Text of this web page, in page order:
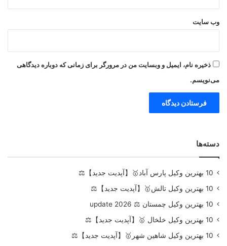
وب‌ سایت
ذخیره نام، ایمیل و وبسایت من در مرورگر برای زمانی که دوباره دیدگاهی
می‌نویسم.
دسته‌ها
10 بهترین وکیل پارس آباد🥇【آپدیت جدید】⚖️
10 بهترین وکیل تالش🥇【آپدیت جدید】⚖️
10 بهترین وکیل چمستان ⚖️ update 2026
10 بهترین وکیل خلخال 🥇【آپدیت جدید】⚖️
10 بهترین وکیل شاهین شهر🥇【آپدیت جدید】⚖️